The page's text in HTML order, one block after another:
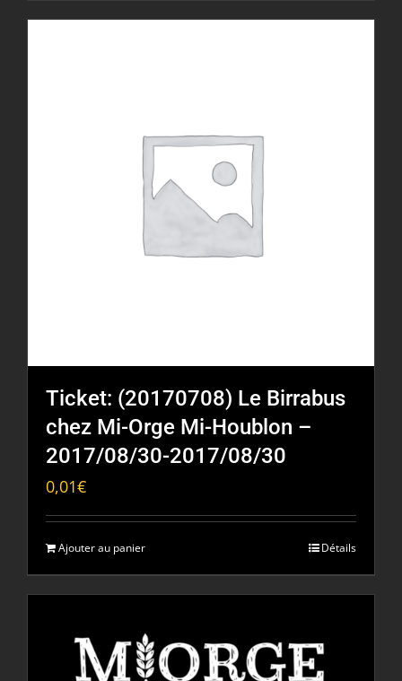
Ticket: (20170708) Le Birrabus
chez Mi-Orge Mi-Houblon –
2017/08/30-2017/08/30
0,01€
Ajouter au panier Détails